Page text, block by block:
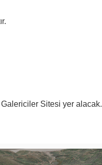
Sitesi yer alacak.